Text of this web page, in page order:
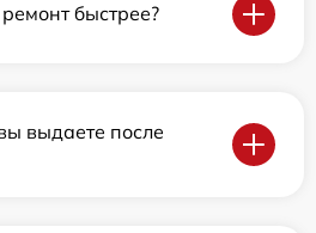
быстрее?
выдаете после